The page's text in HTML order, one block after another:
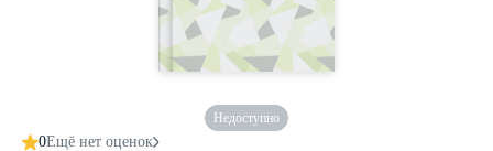
Недоступно
0Ещё нет оценок